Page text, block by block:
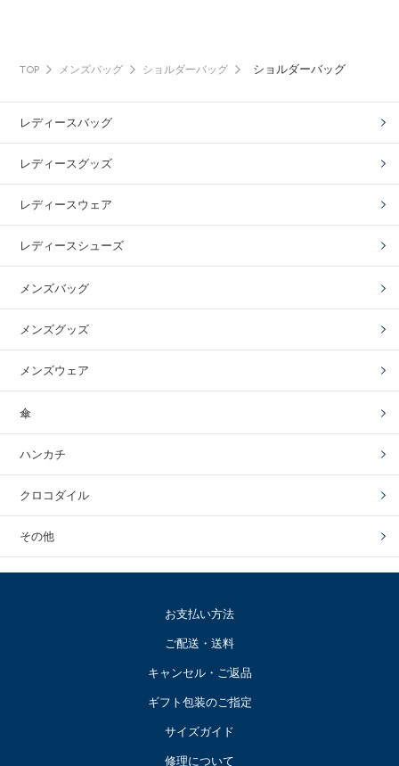
TOP メンズバッグ ショルダーバッグ ショルダーバッグ
レディースバッグ
レディースグッズ
レディースウェア
レディースシューズ
メンズバッグ
メンズグッズ
メンズウェア
傘
ハンカチ
クロコダイル
その他
お支払い方法
ご配送・送料
キャンセル・ご返品
ギフト包装のご指定
サイズガイド
修理について